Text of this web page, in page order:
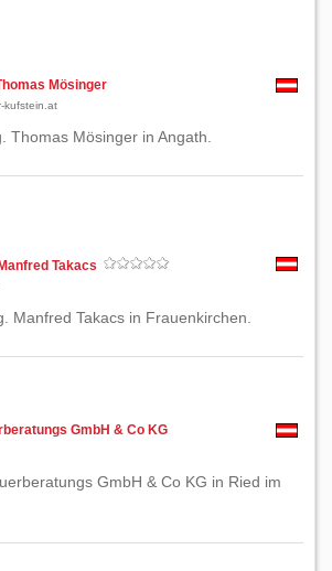
Mösinger
kufstein.at
Thomas Mösinger in Angath.
Takacs
Manfred Takacs in Frauenkirchen.
GmbH & Co KG
GmbH & Co KG in Ried im